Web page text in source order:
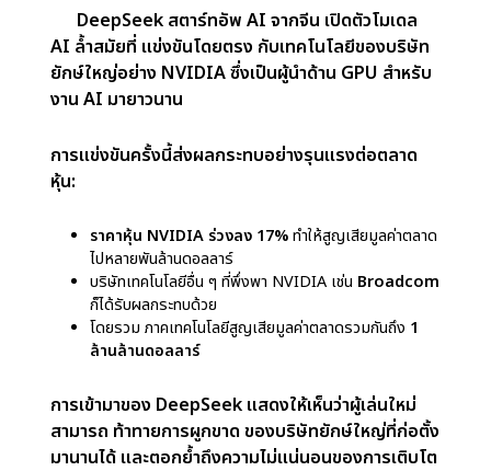
เทคโนโลยีขนาดใหญ่ที่มีงบประมาณมหาศาลเท่านั้น
นวัตกรรม AI ของ DeepSeekแสดงให้เห็นว่าการ
สร้าง AI ที่ทรงพลังในราคาที่ต่ำลงมากนั้นเป็นไปได้ ซึ่ง
เข้าสู่สนาม AI ได้ การทำให้เป็นประชาธิปไตยนี้เปิดประตู
สู่นวัตกรรมที่มากขึ้น โดยเฉพาะในพื้นที่ที่เคยถูกทิ้งไว้
นอกจากนี้ ด้วยการใช้ฮาร์ดแวร์ที่เรียบง่ายขึ้นและ
ทรัพยากรที่น้อยลงนวัตกรรม AI ของ DeepSeek
ดีต่อสิ่งแวดล้อมมากขึ้น ส่งเสริมการพัฒนา AI ที่ยั่งยืน
ประหยัดและมีประสิทธิภาพมากขึ้นในการสร้าง AI ก่อ
ให้เกิดการแข่งขันที่มากขึ้น และผลักดันอุตสาหกรรมไป